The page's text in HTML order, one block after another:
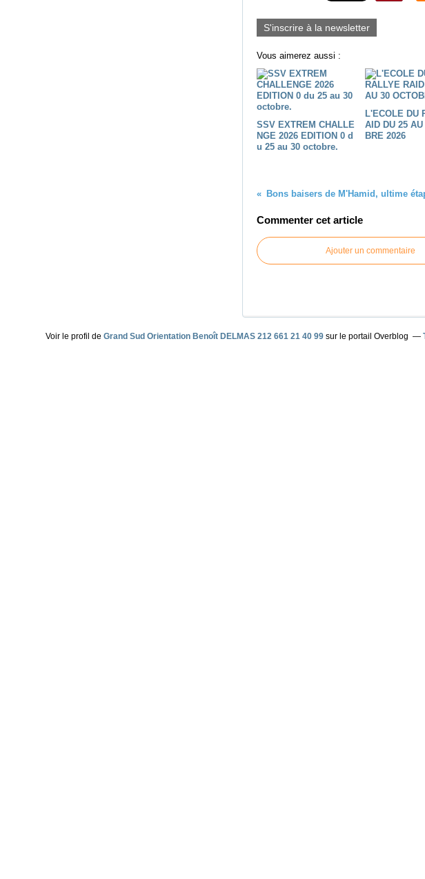
S'inscrire à la newsletter
Vous aimerez aussi :
SSV EXTREM CHALLE
NGE 2026 EDITION 0 d
u 25 au 30 octobre.
L'ECOLE DU
AID DU 25 AU
BRE 2026
Commenter cet article
Ajouter un commentaire
Voir le profil de Grand Sud Orientation Benoît DELMAS 212 661 21 40 99 sur le portail Overblog